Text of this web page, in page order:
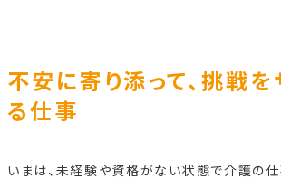
不安に寄り添って、挑戦
る仕事
いまは、未経験や資格がない状態で介護の